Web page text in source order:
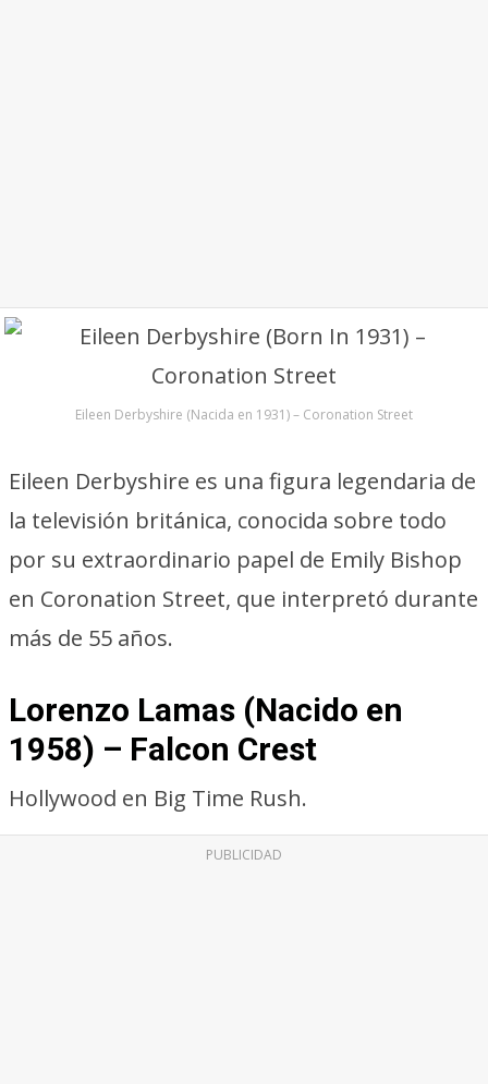
Eileen Derbyshire (Nacida en 1931) – Coronation Street
Eileen Derbyshire es una figura legendaria de
la televisión británica, conocida sobre todo
por su extraordinario papel de Emily Bishop
en Coronation Street, que interpretó durante
más de 55 años.
Lorenzo Lamas (Nacido en
1958) – Falcon Crest
Hollywood en Big Time Rush.
PUBLICIDAD